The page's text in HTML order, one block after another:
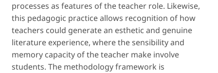
processes as features of the teacher role. Likewise,
this pedagogic practice allows recognition of how
teachers could generate an esthetic and genuine
literature experience, where the sensibility and
memory capacity of the teacher make involve
students. The methodology framework is